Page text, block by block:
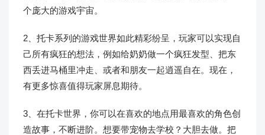
个庞大的游戏宇宙。
2、托卡系列的游戏世界如此精彩纷呈，玩家可以实现自
己所有疯狂的想法，例如给奶奶做一个疯狂发型、把东
西丢进马桶里冲走、或者和朋友一起逍遥自在。现在，
有更多惊喜值得玩家屏息期待。
3、在托卡世界，你可以在喜欢的地点用最喜欢的角色创
造故事，不断进阶。想要带宠物去学校？大胆去做。把